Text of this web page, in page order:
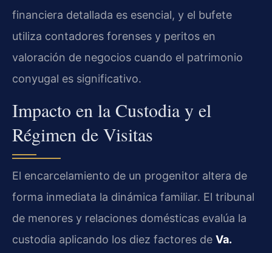
financiera detallada es esencial, y el bufete
utiliza contadores forenses y peritos en
valoración de negocios cuando el patrimonio
conyugal es significativo.
Impacto en la Custodia y el
Régimen de Visitas
El encarcelamiento de un progenitor altera de
forma inmediata la dinámica familiar. El tribunal
de menores y relaciones domésticas evalúa la
custodia aplicando los diez factores de Va.